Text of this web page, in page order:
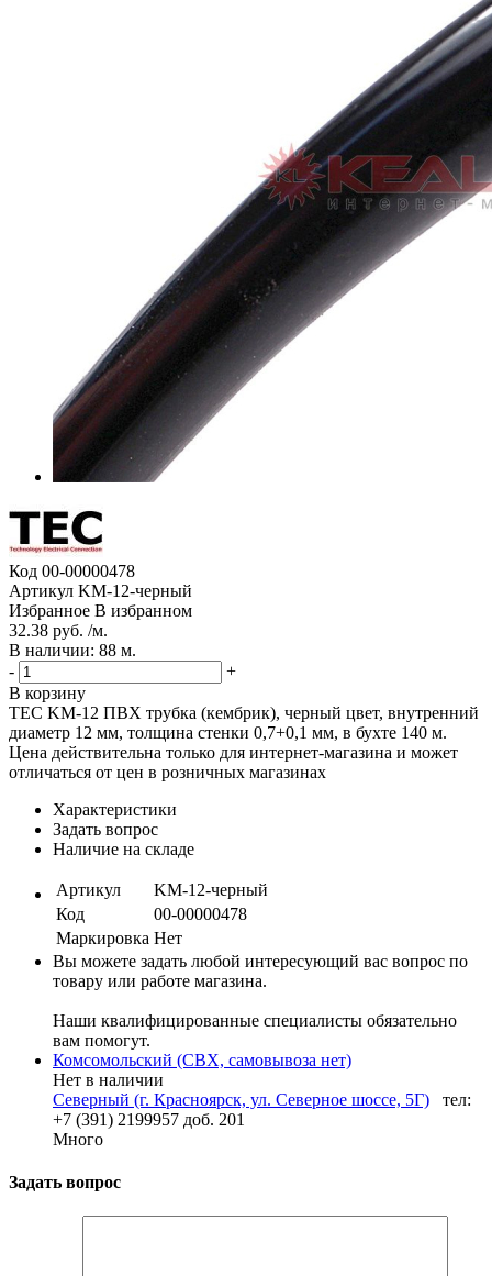
Код 00-00000478
Артикул KM-12-черный
Избранное В избранном
32.38 руб. /м.
В наличии: 88 м.
-
+
В корзину
TEC KM-12 ПВХ трубка (кембрик), черный цвет, внутренний
диаметр 12 мм, толщина стенки 0,7+0,1 мм, в бухте 140 м.
Цена действительна только для интернет-магазина и может
отличаться от цен в розничных магазинах
Характеристики
Задать вопрос
Наличие на складе
Артикул
KM-12-черный
Код
00-00000478
Маркировка Нет
Вы можете задать любой интересующий вас вопрос по
товару или работе магазина.
Наши квалифицированные специалисты обязательно
вам помогут.
Комсомольский (СВХ, самовывоза нет)
Нет в наличии
Северный (г. Красноярск, ул. Северное шоссе, 5Г)
тел:
+7 (391) 2199957 доб. 201
Много
Задать вопрос